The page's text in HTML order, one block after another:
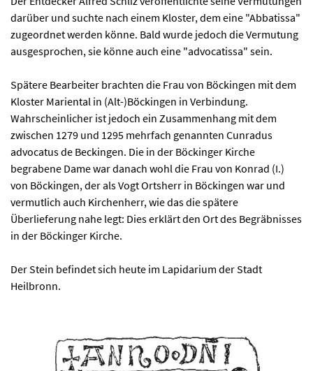
darüber und suchte nach einem Kloster, dem eine "Abbatissa"
zugeordnet werden könne. Bald wurde jedoch die Vermutung
ausgesprochen, sie könne auch eine "advocatissa" sein.
Spätere Bearbeiter brachten die Frau von Böckingen mit dem
Kloster Mariental in (Alt-)Böckingen in Verbindung.
Wahrscheinlicher ist jedoch ein Zusammenhang mit dem
zwischen 1279 und 1295 mehrfach genannten Cunradus
advocatus de Beckingen. Die in der Böckinger Kirche
begrabene Dame war danach wohl die Frau von Konrad (I.)
von Böckingen, der als Vogt Ortsherr in Böckingen war und
vermutlich auch Kirchenherr, wie das die spätere
Überlieferung nahe legt: Dies erklärt den Ort des Begräbnisses
in der Böckinger Kirche.
Der Stein befindet sich heute im Lapidarium der Stadt
Heilbronn.